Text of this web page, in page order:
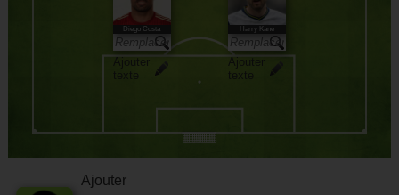
Diego Costa
Ajouter
texte
Harry Kane
Ajouter
texte
Ajouter